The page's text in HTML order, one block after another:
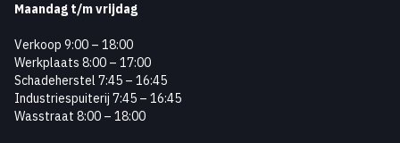
Maandag t/m vrijdag
Verkoop 9:00 – 18:00
Werkplaats 8:00 – 17:00
Schadeherstel 7:45 – 16:45
Industriespuiterij 7:45 – 16:45
Wasstraat 8:00 – 18:00